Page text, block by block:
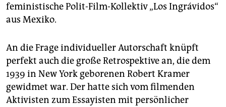
feministische Polit-Film-Kollektiv „Los Ingrávidos“
aus Mexiko.
An die Frage individueller Autorschaft knüpft
perfekt auch die große Retrospektive an, die dem
1939 in New York geborenen Robert Kramer
gewidmet war. Der hatte sich vom filmenden
Aktivisten zum Essayisten mit persönlicher